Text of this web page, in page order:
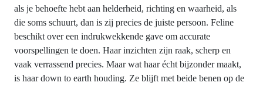
als je behoefte hebt aan helderheid, richting en waarheid, als
die soms schuurt, dan is zij precies de juiste persoon. Feline
beschikt over een indrukwekkende gave om accurate
voorspellingen te doen. Haar inzichten zijn raak, scherp en
vaak verrassend precies. Maar wat haar écht bijzonder maakt,
is haar down to earth houding. Ze blijft met beide benen op de